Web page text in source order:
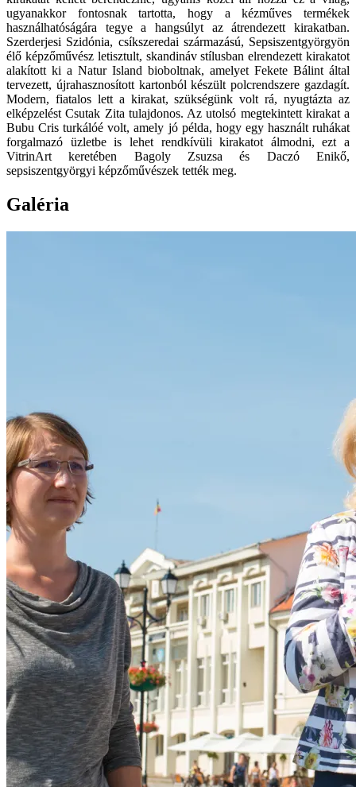
ugyanakkor fontosnak tartotta, hogy a kézműves termékek
használhatóságára tegye a hangsúlyt az átrendezett kirakatban.
Szerderjesi Szidónia, csíkszeredai származású, Sepsiszentgyörgyön
élő képzőművész letisztult, skandináv stílusban elrendezett kirakatot
alakított ki a Natur Island bioboltnak, amelyet Fekete Bálint által
tervezett, újrahasznosított kartonból készült polcrendszere gazdagít.
Modern, fiatalos lett a kirakat, szükségünk volt rá, nyugtázta az
elképzelést Csutak Zita tulajdonos. Az utolsó megtekintett kirakat a
Bubu Cris turkálóé volt, amely jó példa, hogy egy használt ruhákat
forgalmazó üzletbe is lehet rendkívüli kirakatot álmodni, ezt a
VitrinArt keretében Bagoly Zsuzsa és Daczó Enikő,
sepsiszentgyörgyi képzőművészek tették meg.
Galéria